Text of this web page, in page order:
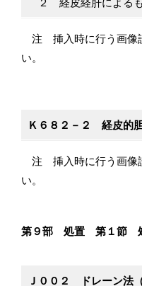
注 挿入時に行う画像
い。
Ｋ６８２－２ 経皮的
注 挿入時に行う画像
い。
第９部 処置 第１節 処
Ｊ００２ ドレーン法